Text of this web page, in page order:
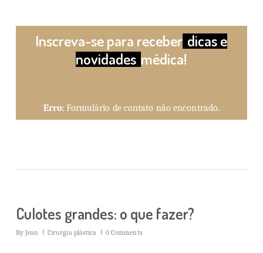
Inscreva-se para receber dicas e
novidades médica!
Erro: Formulário de contato não encontrado.
Culotes grandes: o que fazer?
By Jean Cirurgia plástica 0 Comments